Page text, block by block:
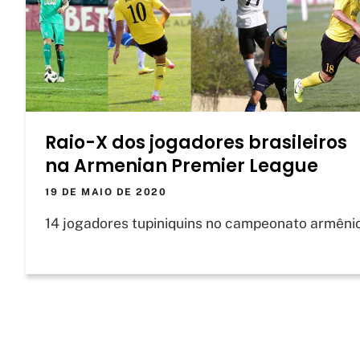
Raio-X dos jogadores brasileiros
na Armenian Premier League
19 DE MAIO DE 2020
14 jogadores tupiniquins no campeonato